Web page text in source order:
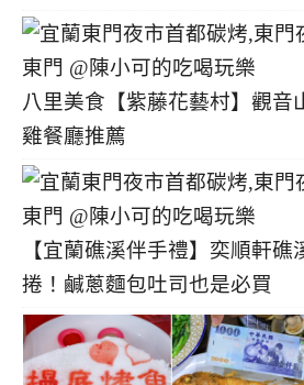
八里美食【紫藤花藝村】觀音
雞餐廳推薦
【宜蘭礁溪伴手禮】奕順軒礁
捲！鹹蔥麵包吐司也是必買